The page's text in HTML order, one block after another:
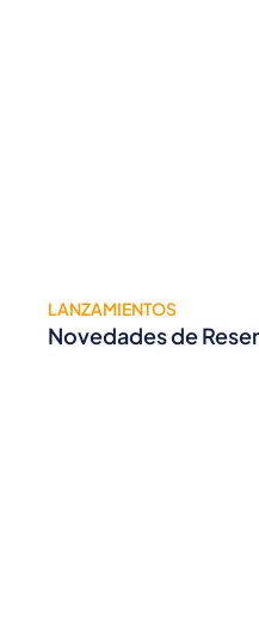
LANZAMIENTOS
Novedades de